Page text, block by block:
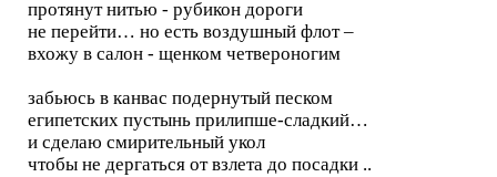
протянут нитью - рубикон дороги
не перейти… но есть воздушный флот –
вхожу в салон - щенком четвероногим
забьюсь в канвас подернутый песком
египетских пустынь прилипше-сладкий…
и сделаю смирительный укол
чтобы не дергаться от взлета до посадки ..